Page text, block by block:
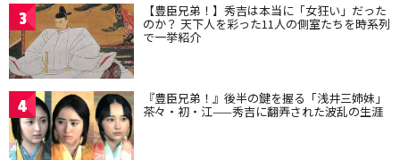
3 【豊臣兄弟！】秀吉は本当に「女狂い」だった
のか？ 天下人を彩った11人の側室たちを時系列
で一挙紹介
4 『豊臣兄弟！』後半の鍵を握る「浅井三姉妹」
茶々・初・江——秀吉に翻弄された波乱の生涯